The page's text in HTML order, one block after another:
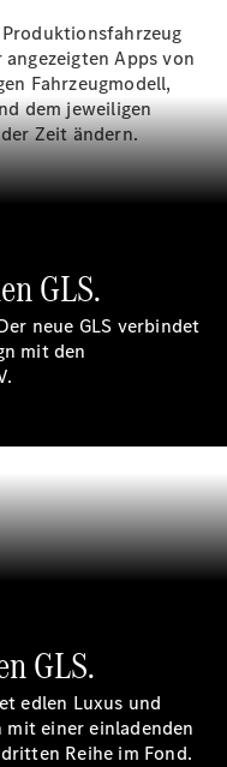
Apps von
Fahrzeugmodell,
dem jeweiligen
Zeit ändern.
GLS.
neue GLS verbindet
mit den
GLS.
edlen Luxus und
einer einladenden
Reihe im Fond.